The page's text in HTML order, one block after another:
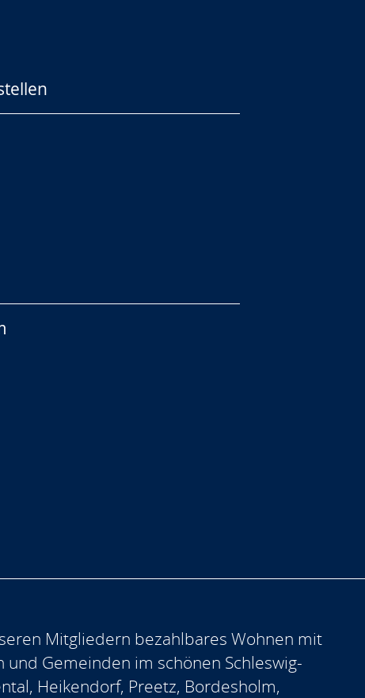
Mitgliedern bezahlbares Wohnen mit
Gemeinden im schönen Schleswig-
Heikendorf, Preetz, Bordesholm,